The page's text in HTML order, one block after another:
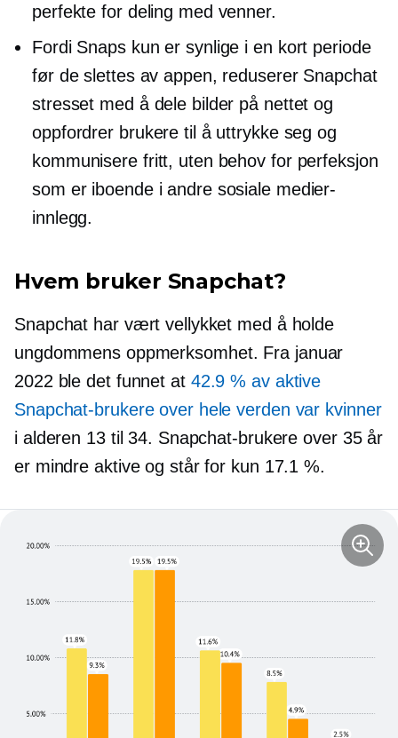
perfekte for deling med venner.
Fordi Snaps kun er synlige i en kort periode
før de slettes av appen, reduserer Snapchat
stresset med å dele bilder på nettet og
oppfordrer brukere til å uttrykke seg og
kommunisere fritt, uten behov for perfeksjon
som er iboende i andre sosiale medier-
innlegg.
Hvem bruker Snapchat?
Snapchat har vært vellykket med å holde
ungdommens oppmerksomhet. Fra januar
2022 ble det funnet at 42.9 % av aktive
Snapchat-brukere over hele verden var kvinner
i alderen 13 til 34. Snapchat-brukere over 35 år
er mindre aktive og står for kun 17.1 %.